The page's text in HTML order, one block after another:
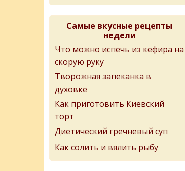
Самые вкусные рецепты
недели
Что можно испечь из кефира на
скорую руку
Творожная запеканка в
духовке
Как приготовить Киевский
торт
Диетический гречневый суп
Как солить и вялить рыбу